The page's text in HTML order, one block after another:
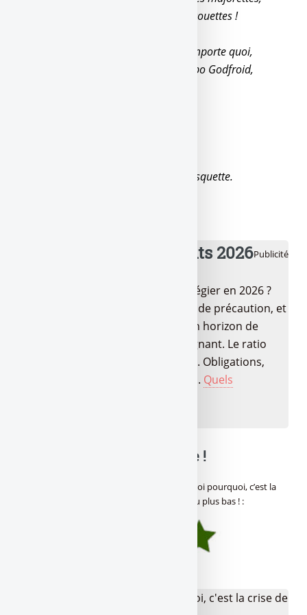
Alors bombes le torse, et fais toi des couettes !
Les taux aussi bas, c’est du grand n’importe quoi,
Imprimes ça, tu pourras dire à ton tepo Godfroid,
Le jeu est de savoir à qui on met la disquette.
Publicité
💰 Meilleurs placements 2026
Quels sont les placements à privilégier en 2026 ?
LEP, Livret A/LDDS pour l’épargne de précaution, et
pour la suite ? Tout dépend de ton horizon de
placement et de ton profil d’épargnant. Le ratio
rendement/risque passé au crible. Obligations,
fonds datés, produits structurés,... Quels
🔍 Balance ta note mon pote !
Dis-moi pourquoi, c’est la
crise de la dette, et pourtant les taux sont au plus bas !:
👉 Votre avis sur Dis-moi pourquoi, c'est la crise de